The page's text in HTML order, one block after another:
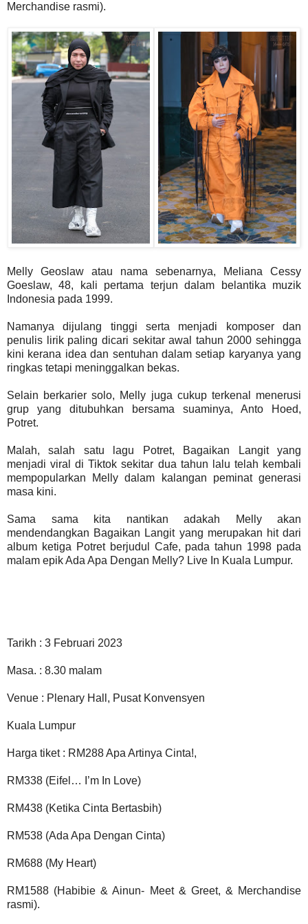
Merchandise rasmi).
Melly Geoslaw atau nama sebenarnya, Meliana Cessy
Goeslaw, 48, kali pertama terjun dalam belantika muzik
Indonesia pada 1999.
Namanya dijulang tinggi serta menjadi komposer dan
penulis lirik paling dicari sekitar awal tahun 2000 sehingga
kini kerana idea dan sentuhan dalam setiap karyanya yang
ringkas tetapi meninggalkan bekas.
Selain berkarier solo, Melly juga cukup terkenal menerusi
grup yang ditubuhkan bersama suaminya, Anto Hoed,
Potret.
Malah, salah satu lagu Potret, Bagaikan Langit yang
menjadi viral di Tiktok sekitar dua tahun lalu telah kembali
mempopularkan Melly dalam kalangan peminat generasi
masa kini.
Sama sama kita nantikan adakah Melly akan
mendendangkan Bagaikan Langit yang merupakan hit dari
album ketiga Potret berjudul Cafe, pada tahun 1998 pada
malam epik Ada Apa Dengan Melly? Live In Kuala Lumpur.
Tarikh : 3 Februari 2023
Masa. : 8.30 malam
Venue : Plenary Hall, Pusat Konvensyen
Kuala Lumpur
Harga tiket : RM288 Apa Artinya Cinta!,
RM338 (Eifel… I’m In Love)
RM438 (Ketika Cinta Bertasbih)
RM538 (Ada Apa Dengan Cinta)
RM688 (My Heart)
RM1588 (Habibie & Ainun- Meet & Greet, & Merchandise
rasmi).